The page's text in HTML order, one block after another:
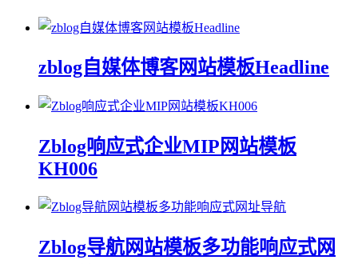
zblog自媒体博客网站模板Headline
Zblog响应式企业MIP网站模板
KH006
Zblog导航网站模板多功能响应式网